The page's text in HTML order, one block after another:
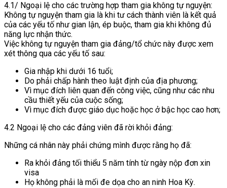
4.1/ Ngoại lệ cho các trường hợp tham gia không tự nguyện:
Không tự nguyện tham gia là khi tư cách thành viên là kết quả
của các yếu tố như gian lận, ép buộc, tham gia khi không đủ
năng lực nhận thức.
Việc không tự nguyện tham gia đảng/tổ chức này được xem
xét thông qua các yếu tố sau:
Gia nhập khi dưới 16 tuổi;
Do phải chấp hành theo luật định của địa phương;
Vì mục đích liên quan đến công việc, cũng như các nhu
cầu thiết yếu của cuộc sống;
Vì mục đích được giáo dục hoặc học ở bậc học cao hơn;
4.2 Ngoại lệ cho các đảng viên đã rời khỏi đảng:
Những cá nhân này phải chứng mình được rằng họ đã:
Ra khỏi đảng tối thiểu 5 năm tính từ ngày nộp đơn xin
visa
Họ không phải là mối đe dọa cho an ninh Hoa Kỳ.